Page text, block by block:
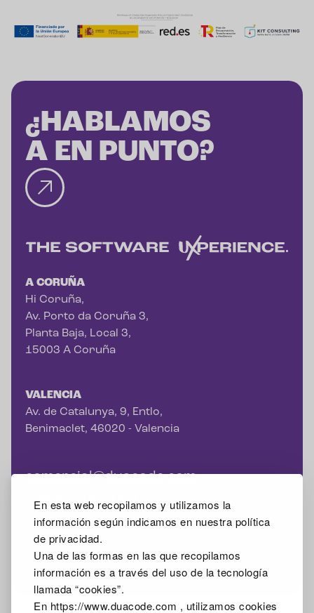
En esta web recopilamos y utilizamos la
información según indicamos en nuestra política
de privacidad.
Una de las formas en las que recopilamos
información es a través del uso de la tecnología
llamada “cookies”.
En https://www.duacode.com , utilizamos cookies
¿HABLAMOS
A EN PUNTO?
A CORUÑA
Hi Coruña,
Av. Porto da Coruña 3,
Planta Baja, Local 3,
15003 A Coruña
VALENCIA
Av. de Catalunya, 9, Entlo,
Benimaclet, 46020 - Valencia
comercial@duacode.com
+34 981 065 089
Facebook Instagram Linkedin Google Mybusiness